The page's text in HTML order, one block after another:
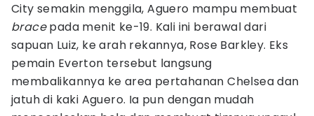
City semakin menggila, Aguero mampu membuat
bracepada menit ke-19. Kali ini berawal dari
sapuan Luiz, ke arah rekannya, Rose Barkley. Eks
pemain Everton tersebut langsung
membalikannya ke area pertahanan Chelsea dan
jatuh di kaki Aguero. Ia pun dengan mudah